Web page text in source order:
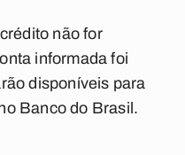
não for
informada foi
disponíveis para
Banco do Brasil.